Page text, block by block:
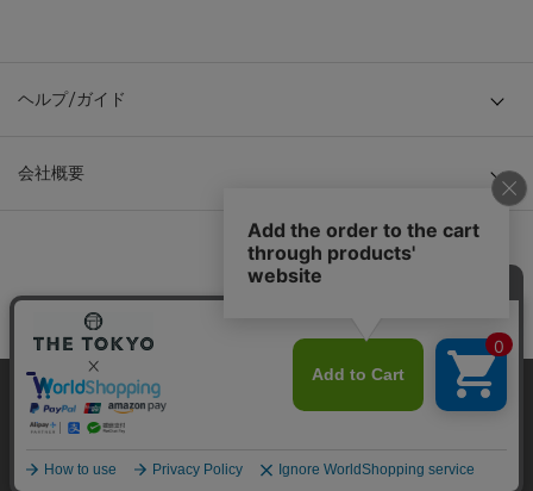
ヘルプ/ガイド
会社概要
© TOKYO BASE CO., LTD
当サイトはクッキー(cookie)を使用します。クッキーはサイト内
の一部の機能および、サイトの使用状況の分析からマーケティ
ング活動に利用することを目的としています。
プライバシーポリシーはこちら